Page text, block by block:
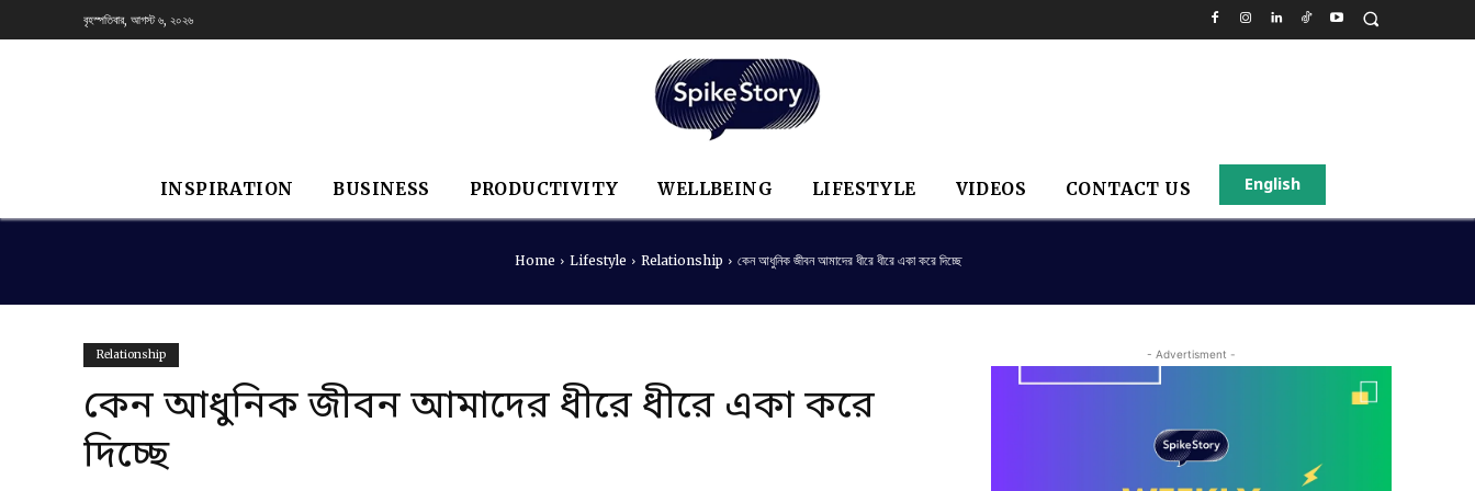
বৃহস্পতিবার, আগস্ট ৬, ২০২৬
INSPIRATION BUSINESS PRODUCTIVITY WELLBEING LIFESTYLE VIDEOS CONTACT US English
Home Lifestyle Relationship কেন আধুনিক জীবন আমাদের ধীরে ধীরে একা করে দিচ্ছে
Relationship
কেন আধুনিক জীবন আমাদের ধীরে ধীরে একা করে
দিচ্ছে
- Advertisment -